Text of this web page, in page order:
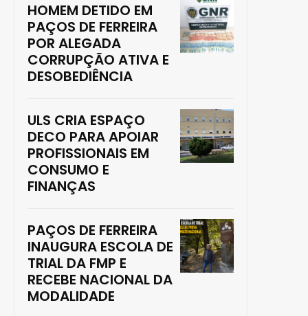
HOMEM DETIDO EM
PAÇOS DE FERREIRA
POR ALEGADA
CORRUPÇÃO ATIVA E
DESOBEDIÊNCIA
ULS CRIA ESPAÇO
DECO PARA APOIAR
PROFISSIONAIS EM
CONSUMO E
FINANÇAS
PAÇOS DE FERREIRA
INAUGURA ESCOLA DE
TRIAL DA FMP E
RECEBE NACIONAL DA
MODALIDADE